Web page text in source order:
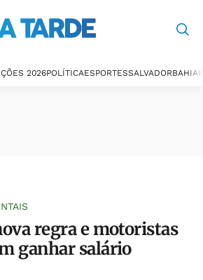
2026POLÍTICAESPORTESSALVADORBAHIA
regra e motoristas
ganhar salário